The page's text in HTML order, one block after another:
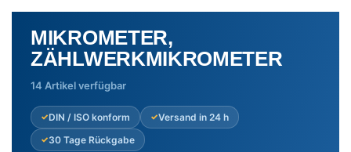
MIKROMETER,
ZÄHLWERKMIKROMETER
14 Artikel verfügbar
DIN / ISO konform
Versand in 24 h
30 Tage Rückgabe